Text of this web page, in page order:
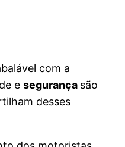
com a
e segurança são
desses